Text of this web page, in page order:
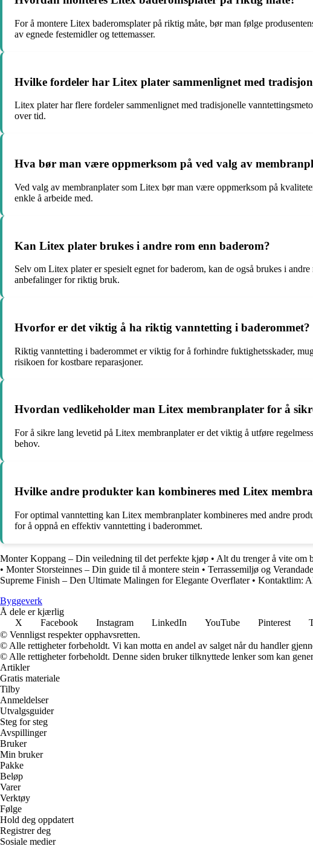
For å montere Litex baderomsplater på riktig måte, bør man følge
av egnede festemidler og tettemasser.
Hvilke fordeler har Litex plater sammenlignet med
Litex plater har flere fordeler sammenlignet med tradisjonelle
over tid.
Hva bør man være oppmerksom på ved valg av
Ved valg av membranplater som Litex bør man være oppmerksom på
enkle å arbeide med.
Kan Litex plater brukes i andre rom enn baderom?
Selv om Litex plater er spesielt egnet for baderom, kan de også brukes i
anbefalinger for riktig bruk.
Hvorfor er det viktig å ha riktig vanntetting i baderommet?
Riktig vanntetting i baderommet er viktig for å forhindre fuktighetsskader,
risikoen for kostbare reparasjoner.
Hvordan vedlikeholder man Litex membranplater for å
For å sikre lang levetid på Litex membranplater er det viktig å utføre
behov.
Hvilke andre produkter kan kombineres med Litex
For optimal vanntetting kan Litex membranplater kombineres med andre
for å oppnå en effektiv vanntetting i baderommet.
Monter Koppang – Din veiledning til det perfekte kjøp • Alt du trenger å vite om
• Monter Storsteinnes – Din guide til å montere stein • Terrassemiljø og
Supreme Finish – Den Ultimate Malingen for Elegante Overflater• Kontaktlim:
Byggeverk
Å dele er kjærlig
X
Facebook Instagram LinkedIn YouTube Pinterest
© Vennligst respekter opphavsretten.
© Alle rettigheter forbeholdt. Vi kan motta en andel av salget når du handler
© Alle rettigheter forbeholdt. Denne siden bruker tilknyttede lenker som kan
Artikler
Gratis materiale
Tilby
Anmeldelser
Utvalgsguider
Steg for steg
Avspillinger
Bruker
Min bruker
Pakke
Beløp
Varer
Verktøy
Følge
Hold deg oppdatert
Registrer deg
Sosiale medier